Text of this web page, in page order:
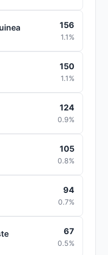
156
1.1%
150
1.1%
124
0.9%
105
0.8%
94
0.7%
67
0.5%